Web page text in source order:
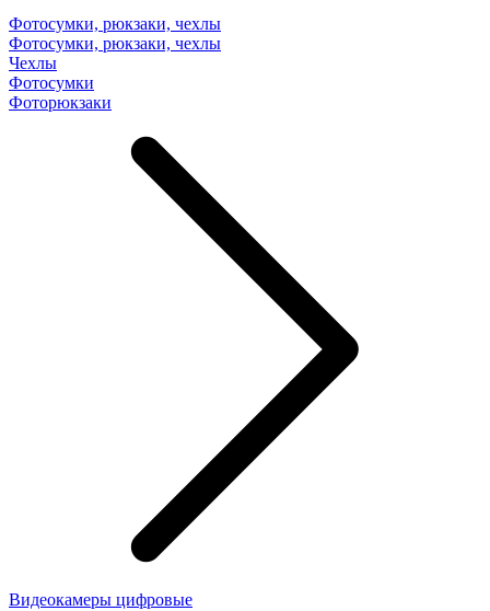
Фотосумки, рюкзаки, чехлы
Фотосумки, рюкзаки, чехлы
Чехлы
Фотосумки
Фоторюкзаки
Видеокамеры цифровые